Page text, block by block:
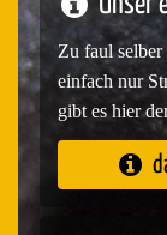
Zu faul selber
einfach nur
gibt es hier